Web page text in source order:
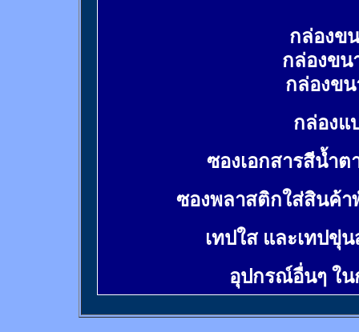
กล่องข
กล่องขน
กล่องข
กล่องแ
ซองเอกสารสีน้ำต
ซองพลาสติกใส่สินค้า
เทปใส และเทปขุ่
อุปกรณ์อื่นๆ ใ